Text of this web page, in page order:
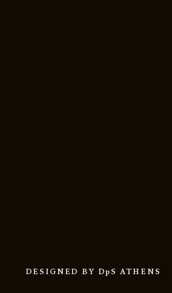
DESIGNED BY DpS ATHENS